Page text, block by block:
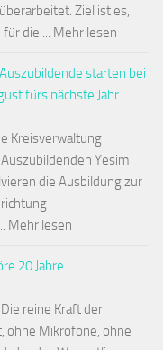
Ziel ist es,
die ... Mehr lesen
starten bei
fürs nächste Jahr
Kreisverwaltung
Yesim
die Ausbildung zur
Mehr lesen
20 Jahre
reine Kraft der
ohne Mikrofone, ohne